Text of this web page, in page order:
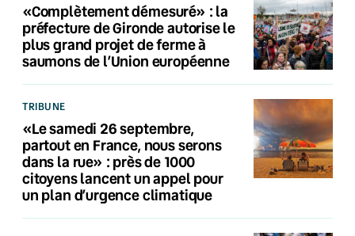
«Complètement démesuré» : la
préfecture de Gironde autorise le
plus grand projet de ferme à
saumons de l’Union européenne
TRIBUNE
«Le samedi 26 septembre,
partout en France, nous serons
dans la rue» : près de 1000
citoyens lancent un appel pour
un plan d’urgence climatique